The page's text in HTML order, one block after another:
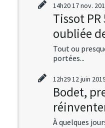
14h2017nov.
Tissot
oubliée
Tout ou
portées...
12h2912juin
Bodet,
À quelques